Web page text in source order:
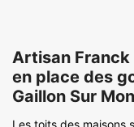
Artisan Franck
en place des
Gaillon Sur
Les toits des maisons